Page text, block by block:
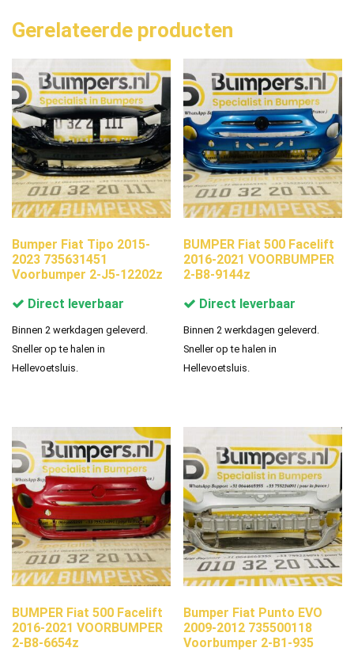
Gerelateerde producten
Bumper Fiat Tipo 2015-
2023 735631451
Voorbumper 2-J5-12202z
Direct leverbaar
Binnen 2 werkdagen geleverd.
Sneller op te halen in
Hellevoetsluis.
BUMPER Fiat 500 Facelift
2016-2021 VOORBUMPER
2-B8-9144z
Direct leverbaar
Binnen 2 werkdagen geleverd.
Sneller op te halen in
Hellevoetsluis.
BUMPER Fiat 500 Facelift
2016-2021 VOORBUMPER
2-B8-6654z
Bumper Fiat Punto EVO
2009-2012 735500118
Voorbumper 2-B1-935